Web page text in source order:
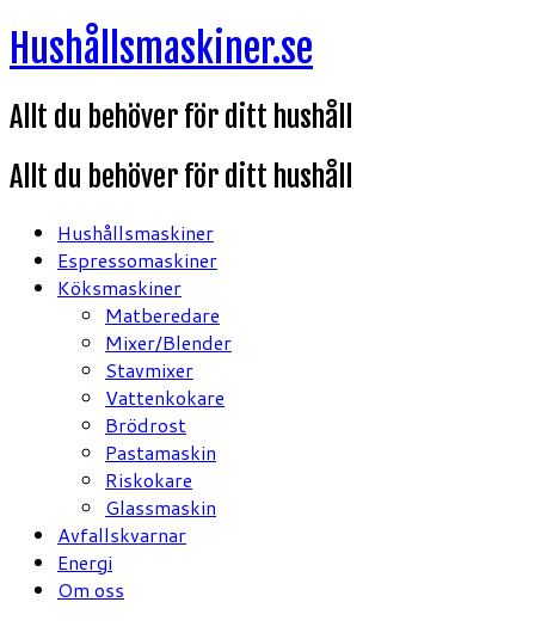
Hoppa
till
Hushållsmaskiner.se
Allt du behöver för ditt hushåll
Allt du behöver för ditt hushåll
Hushållsmaskiner
Espressomaskiner
Köksmaskiner
Matberedare
Mixer/Blender
Stavmixer
Vattenkokare
Brödrost
Pastamaskin
Riskokare
Glassmaskin
Avfallskvarnar
Energi
Om oss